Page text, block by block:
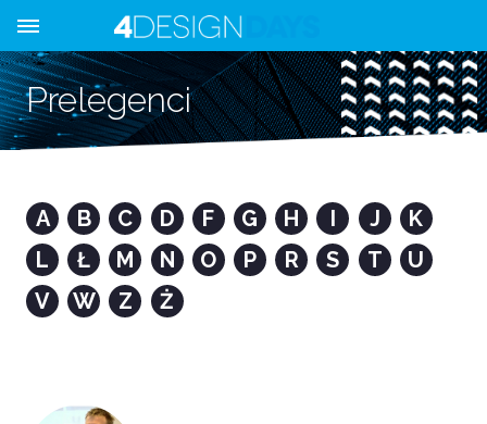
Prelegenci
A B C D F G H I J
K
L
Ł M N O P R S T
U
V
W Z Ż